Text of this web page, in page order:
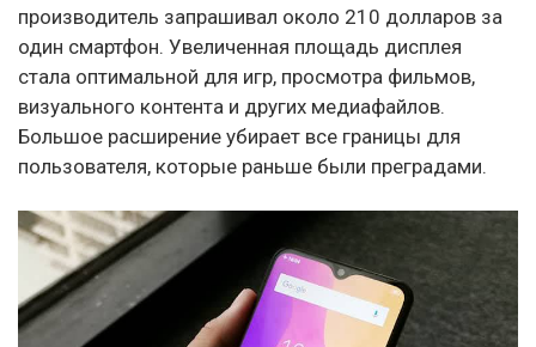
производитель запрашивал около 210 долларов за
один смартфон. Увеличенная площадь дисплея
стала оптимальной для игр, просмотра фильмов,
визуального контента и других медиафайлов.
Большое расширение убирает все границы для
пользователя, которые раньше были преградами.